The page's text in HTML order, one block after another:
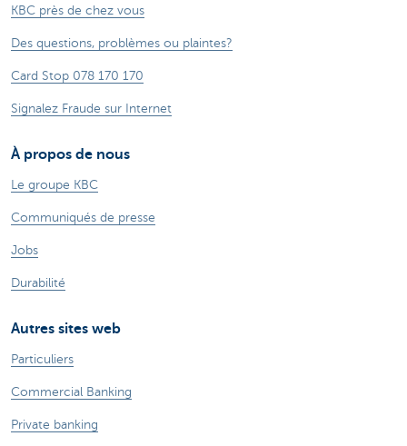
KBC près de chez vous
Des questions, problèmes ou plaintes?
Card Stop 078 170 170
Signalez Fraude sur Internet
À propos de nous
Le groupe KBC
Communiqués de presse
Jobs
Durabilité
Autres sites web
Particuliers
Commercial Banking
Private banking